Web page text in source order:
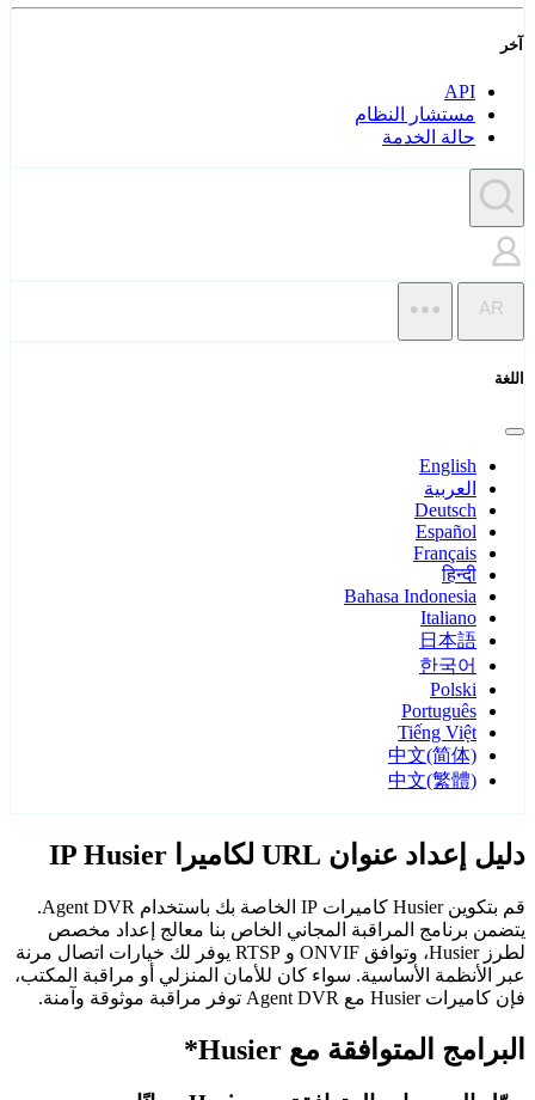
آخر
API
مستشار النظام
حالة الخدمة
AR
اللغة
English
العربية
Deutsch
Español
Français
हिन्दी
Bahasa Indonesia
Italiano
日本語
한국어
Polski
Português
Tiếng Việt
中文(简体)
中文(繁體)
دليل إعداد عنوان URL لكاميرا IP Husier
قم بتكوين Husier كاميرات IP الخاصة بك باستخدام Agent DVR.
يتضمن برنامج المراقبة المجاني الخاص بنا معالج إعداد مخصص
لطرز Husier، وتوافق ONVIF و RTSP يوفر لك خيارات اتصال مرنة
عبر الأنظمة الأساسية. سواء كان للأمان المنزلي أو مراقبة المكتب،
فإن كاميرات Husier مع Agent DVR توفر مراقبة موثوقة وآمنة.
البرامج المتوافقة مع Husier*